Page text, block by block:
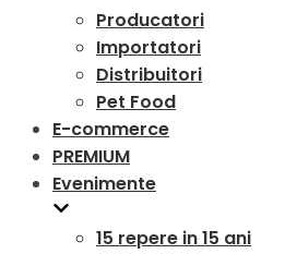
Producatori
Importatori
Distribuitori
Pet Food
E-commerce
PREMIUM
Evenimente
15 repere in 15 ani